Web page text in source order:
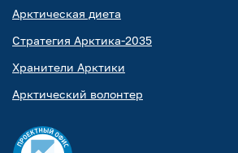
Арктическая диета
Стратегия Арктика-2035
Хранители Арктики
Арктический волонтер